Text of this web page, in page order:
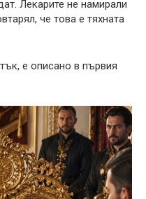
Лекарите не намирали
че това е тяхната
е описано в първия